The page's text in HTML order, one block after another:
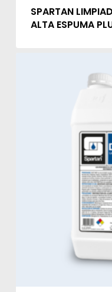
SPARTAN
ALTA ESPUMA